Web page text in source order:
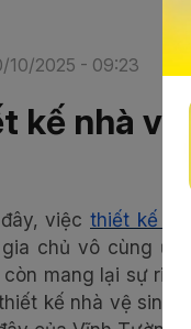
10/2025 - 09:23
kế nhà
việc thiết kế
chủ vô cùng
mang lại sự
kế nhà vệ sinh